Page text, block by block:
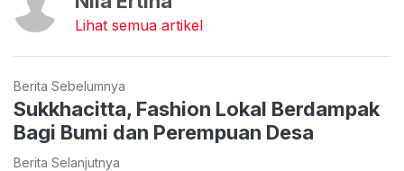
Lihat semua artikel
Berita Sebelumnya
Sukkhacitta, Fashion Lokal Berdampak
Bagi Bumi dan Perempuan Desa
Berita Selanjutnya